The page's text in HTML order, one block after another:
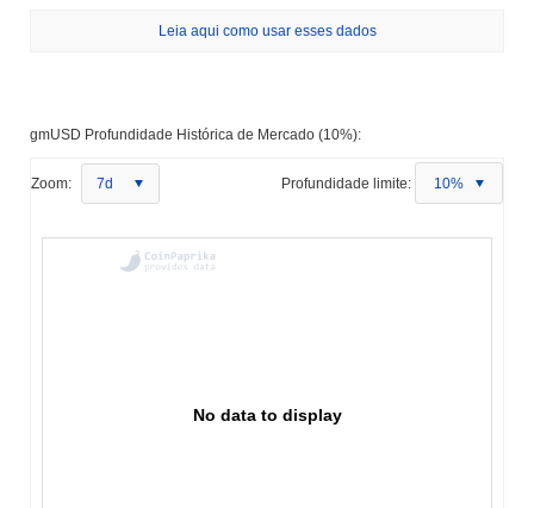
Leia aqui como usar esses dados
gmUSD Profundidade Histórica de Mercado (10%):
Zoom: 7d Profundidade limite: 10%
No data to display